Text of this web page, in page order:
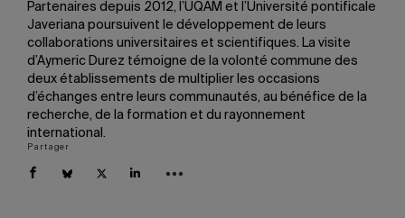
Partenaires depuis 2012, l’UQAM et l’Université pontificale
Javeriana poursuivent le développement de leurs
collaborations universitaires et scientifiques. La visite
d’Aymeric Durez témoigne de la volonté commune des
deux établissements de multiplier les occasions
d’échanges entre leurs communautés, au bénéfice de la
recherche, de la formation et du rayonnement
international.
Partager